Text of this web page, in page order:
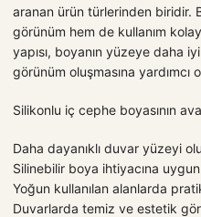
aranan ürün türlerinden biridir.
görünüm hem de kullanım
yapısı, boyanın yüzeye daha
görünüm oluşmasına yardımcı
Silikonlu iç cephe boyasının
Daha dayanıklı duvar yüzeyi
Silinebilir boya ihtiyacına
Yoğun kullanılan alanlarda
Duvarlarda temiz ve estetik